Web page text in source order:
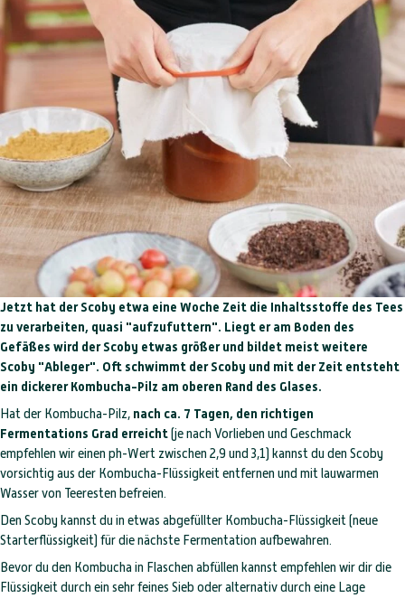
Jetzt hat der Scoby etwa eine Woche Zeit die Inhaltsstoffe des Tees
zu verarbeiten, quasi "aufzufuttern". Liegt er am Boden des
Gefäßes wird der Scoby etwas größer und bildet meist weitere
Scoby "Ableger". Oft schwimmt der Scoby und mit der Zeit entsteht
ein dickerer Kombucha-Pilz am oberen Rand des Glases.
Hat der Kombucha-Pilz, nach ca. 7 Tagen, den richtigen
Fermentations Grad erreicht(je nach Vorlieben und Geschmack
empfehlen wir einen ph-Wert zwischen 2,9 und 3,1) kannst du den Scoby
vorsichtig aus der Kombucha-Flüssigkeit entfernen und mit lauwarmen
Wasser von Teeresten befreien.
Den Scoby kannst du in etwas abgefüllter Kombucha-Flüssigkeit (neue
Starterflüssigkeit) für die nächste Fermentation aufbewahren.
Bevor du den Kombucha in Flaschen abfüllen kannst empfehlen wir dir die
Flüssigkeit durch ein sehr feines Sieb oder alternativ durch eine Lage